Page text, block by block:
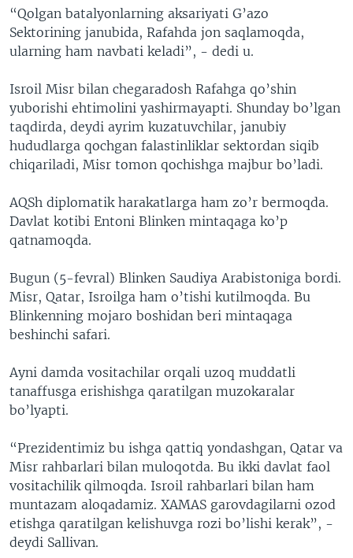
“Qolgan batalyonlarning aksariyati G’azo
Sektorining janubida, Rafahda jon saqlamoqda,
ularning ham navbati keladi”, - dedi u.
Isroil Misr bilan chegaradosh Rafahga qo’shin
yuborishi ehtimolini yashirmayapti. Shunday bo’lgan
taqdirda, deydi ayrim kuzatuvchilar, janubiy
hududlarga qochgan falastinliklar sektordan siqib
chiqariladi, Misr tomon qochishga majbur bo’ladi.
AQSh diplomatik harakatlarga ham zo’r bermoqda.
Davlat kotibi Entoni Blinken mintaqaga ko’p
qatnamoqda.
Bugun (5-fevral) Blinken Saudiya Arabistoniga bordi.
Misr, Qatar, Isroilga ham o’tishi kutilmoqda. Bu
Blinkenning mojaro boshidan beri mintaqaga
beshinchi safari.
Ayni damda vositachilar orqali uzoq muddatli
tanaffusga erishishga qaratilgan muzokaralar
bo’lyapti.
“Prezidentimiz bu ishga qattiq yondashgan, Qatar va
Misr rahbarlari bilan muloqotda. Bu ikki davlat faol
vositachilik qilmoqda. Isroil rahbarlari bilan ham
muntazam aloqadamiz. XAMAS garovdagilarni ozod
etishga qaratilgan kelishuvga rozi bo’lishi kerak”, -
deydi Sallivan.